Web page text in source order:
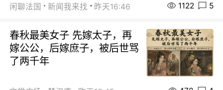
闲聊法国 新闻我来找 昨天16:46 1122 5
春秋最美女子 先嫁太子，再
嫁公公，后嫁庶子，被后世骂
了两千年